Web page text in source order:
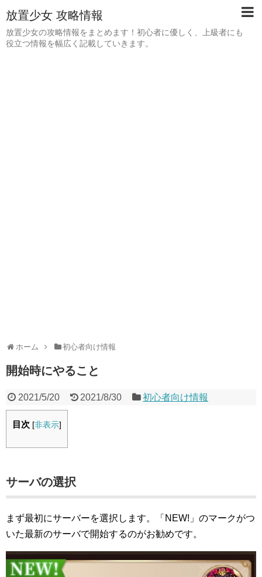
放置少女 攻略情報
放置少女の攻略情報をまとめます！初心者に優しく、上級者にも
役立つ情報を幅広く記載していきます。
ホーム 初心者向け情報
開始時にやること
2021/5/20 2021/8/30 初心者向け情報
目次 [非表示]
サーバの選択
まず最初にサーバーを選択します。「NEW!」のマークがつ
いた最新のサーバで開始するのがお勧めです。